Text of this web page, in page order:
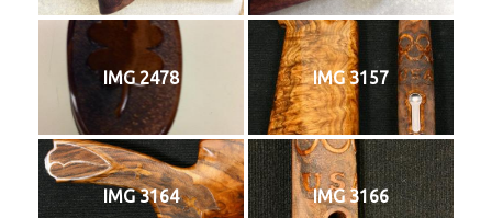
IMG 2478 IMG 3157
IMG 3164 IMG 3166